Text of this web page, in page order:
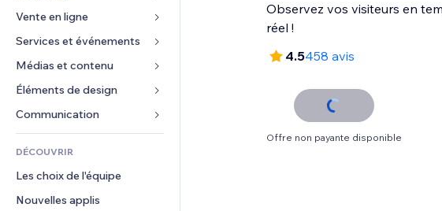
Publicités
Mobile
Données analytiques
Réseaux sociaux
Classement de sites
E-mail
Vente en ligne
Applis pour les boutiques
Expédition et livraison
Boutons Vente
Comptabilité
Coupons et fidélisation
Solutions d'entreposage
Services et événements
Hôtels
Événements
Restaurants
Immobilier
Réservations
Médias et contenu
Galerie
Musique
Podcasts
Photographie
Vidéo
PDF
Éléments de design
Cartes et navigation
Confidentialité
Horloge
Modèles de pages
Effets sur images
Formulaires
Sondages
Chat
DÉCOUVRIR
Les choix de l'équipe
Nouvelles applis
Observez vos visiteurs en
réel !
4.5458 avis
Offre non payante disponible